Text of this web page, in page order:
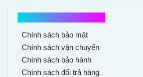
Chính sách bảo mật
Chính sách vận chuyển
Chính sách bảo hành
Chính sách đổi trả hàng